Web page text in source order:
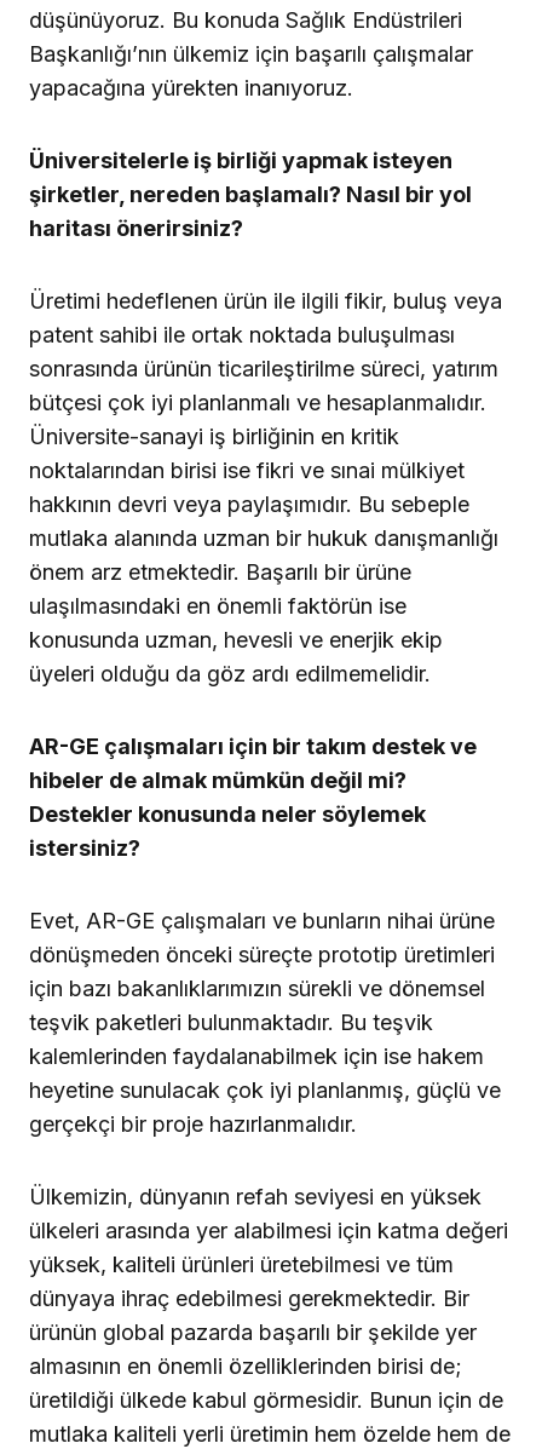
düşünüyoruz. Bu konuda Sağlık Endüstrileri
Başkanlığı’nın ülkemiz için başarılı çalışmalar
yapacağına yürekten inanıyoruz.
Üniversitelerle iş birliği yapmak isteyen
şirketler, nereden başlamalı? Nasıl bir yol
haritası önerirsiniz?
Üretimi hedeflenen ürün ile ilgili fikir, buluş veya
patent sahibi ile ortak noktada buluşulması
sonrasında ürünün ticarileştirilme süreci, yatırım
bütçesi çok iyi planlanmalı ve hesaplanmalıdır.
Üniversite-sanayi iş birliğinin en kritik
noktalarından birisi ise fikri ve sınai mülkiyet
hakkının devri veya paylaşımıdır. Bu sebeple
mutlaka alanında uzman bir hukuk danışmanlığı
önem arz etmektedir. Başarılı bir ürüne
ulaşılmasındaki en önemli faktörün ise
konusunda uzman, hevesli ve enerjik ekip
üyeleri olduğu da göz ardı edilmemelidir.
AR-GE çalışmaları için bir takım destek ve
hibeler de almak mümkün değil mi?
Destekler konusunda neler söylemek
istersiniz?
Evet, AR-GE çalışmaları ve bunların nihai ürüne
dönüşmeden önceki süreçte prototip üretimleri
için bazı bakanlıklarımızın sürekli ve dönemsel
teşvik paketleri bulunmaktadır. Bu teşvik
kalemlerinden faydalanabilmek için ise hakem
heyetine sunulacak çok iyi planlanmış, güçlü ve
gerçekçi bir proje hazırlanmalıdır.
Ülkemizin, dünyanın refah seviyesi en yüksek
ülkeleri arasında yer alabilmesi için katma değeri
yüksek, kaliteli ürünleri üretebilmesi ve tüm
dünyaya ihraç edebilmesi gerekmektedir. Bir
ürünün global pazarda başarılı bir şekilde yer
almasının en önemli özelliklerinden birisi de;
üretildiği ülkede kabul görmesidir. Bunun için de
mutlaka kaliteli yerli üretimin hem özelde hem de